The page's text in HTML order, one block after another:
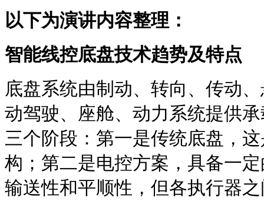
以下为演讲内容整理：
智能线控底盘技术趋势及特点
底盘系统由制动、转向、传动
动驾驶、座舱、动力系统提供
三个阶段：第一是传统底盘，
构；第二是电控方案，具备一
输送性和平顺性，但各执行器